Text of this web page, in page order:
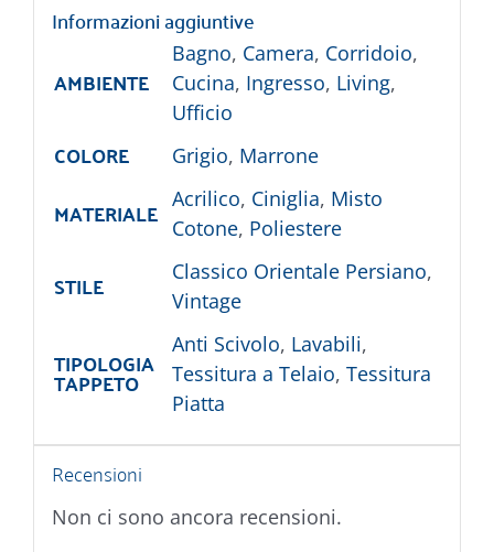
Informazioni aggiuntive
AMBIENTE
Bagno, Camera, Corridoio,
Cucina, Ingresso, Living,
Ufficio
COLORE Grigio, Marrone
MATERIALE Acrilico, Ciniglia, Misto
Cotone, Poliestere
STILE Classico Orientale Persiano,
Vintage
TIPOLOGIA
TAPPETO
Anti Scivolo, Lavabili,
Tessitura a Telaio, Tessitura
Piatta
Recensioni
Non ci sono ancora recensioni.